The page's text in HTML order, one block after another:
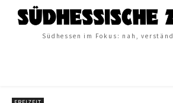
Südhessen im Fokus: nah,